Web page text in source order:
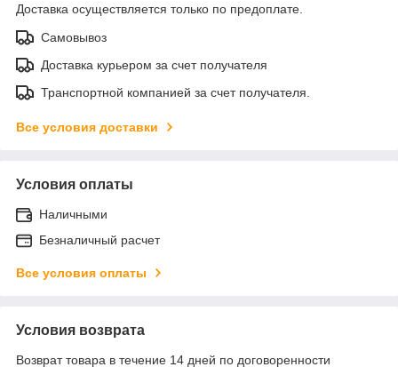
Доставка осуществляется только по предоплате.
Самовывоз
Доставка курьером за счет получателя
Транспортной компанией за счет получателя.
Все условия доставки
Условия оплаты
Наличными
Безналичный расчет
Все условия оплаты
Условия возврата
Возврат товара в течение 14 дней по договоренности